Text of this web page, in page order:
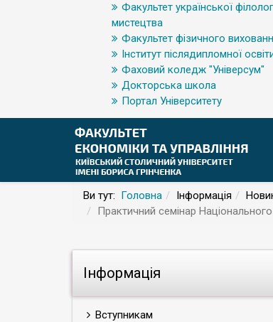
Факультет української
мистецтва
Факультет фізичного
Інститут післядипломної
Фаховий коледж "Універсум"
Докторська школа
Портал Університету
Ви тут: Головна Інформація
Практичний семінар
Інформація
Вступникам